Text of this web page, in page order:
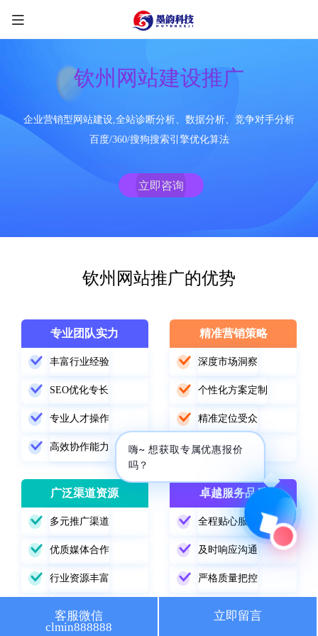
钦州网站建设推广
企业营销型网站建设,全站诊断分析、数据分析、竞争对手分析
百度/360/搜狗搜索引擎优化算法
立即咨询
钦州网站推广的优势
专业团队实力
丰富行业经验
SEO优化专长
专业人才操作
高效协作能力
精准营销策略
深度市场洞察
个性化方案定制
精准定位受众
数据驱动优化
广泛渠道资源
多元推广渠道
优质媒体合作
行业资源丰富
卓越服务品质
全程贴心服务
及时响应沟通
严格质量把控
客服微信
clmin888888
立即留言
嗨~ 想获取专属优惠报价
吗？
限时优惠咨询中
🔍 SEO优化 🎬 短视频
📍 GEO推广
📢 信息流 ✏️ 其他
咨询内容